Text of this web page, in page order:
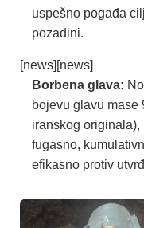
uspešno pogađa
pozadini.
[news][news]
Borbena glava:
bojevu glavu mase
iranskog
fugasno,
efikasno protiv